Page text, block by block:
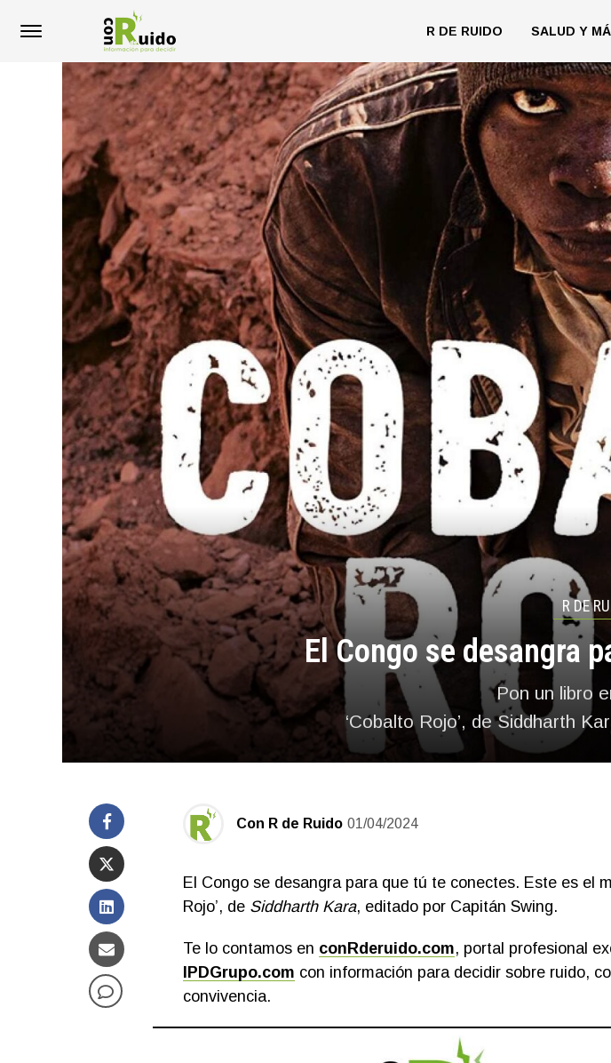
R DE RUIDO SALUD Y
R DE
El Congo se desangra
Pon un libro
‘Cobalto Rojo’, de Siddharth
Con R de Ruido 01/04/2024
El Congo se desangra para que tú te conectes. Este es el
Rojo’, de Siddharth Kara, editado por Capitán Swing.
Te lo contamos en conRderuido.com, portal profesional
IPDGrupo.com con información para decidir sobre ruido,
convivencia.